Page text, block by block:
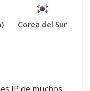
Corea del Sur
IP de muchos